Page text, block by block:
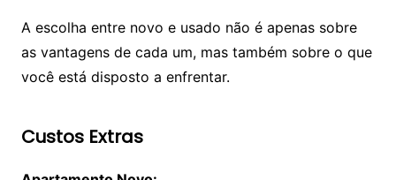
A escolha entre novo e usado não é apenas sobre
as vantagens de cada um, mas também sobre o que
você está disposto a enfrentar.
Custos Extras